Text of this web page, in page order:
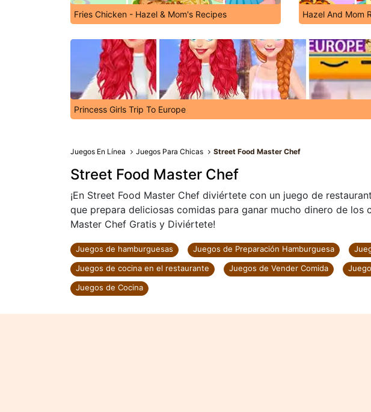
Fries Chicken - Hazel & Mom's Recipes Hazel And Mom
Princess Girls Trip To Europe
Juegos En Línea Juegos Para Chicas Street Food Master Chef
Street Food Master Chef
¡En Street Food Master Chef diviértete con un juego de
que prepara deliciosas comidas para ganar mucho dinero de los
Master Chef Gratis y Diviértete!
Juegos de hamburguesas Juegos de Preparación Hamburguesa
Juegos de cocina en el restaurante
Juegos de Vender Comida
Juegos de Cocina